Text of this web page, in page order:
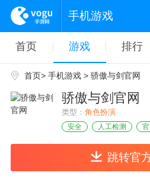
手机游戏
首页 游戏 排行
首页> 手机游戏> 骄傲与剑官网
骄傲与剑官网
类型： 角色扮演
安全 人工检测
跳转官